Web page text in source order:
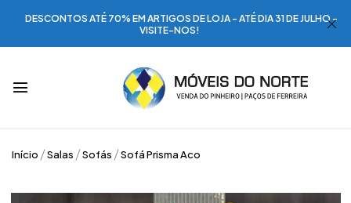
DESCONTOS ATÉ 70% EM ARTIGOS DE LOJA - ATÉ DIA 31 DE JULHO -
VISITE-NOS!
Início Salas Sofás Sofá Prisma Aco